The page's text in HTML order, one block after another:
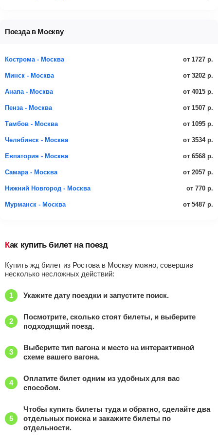
Поезда в Москву
Кострома - Москва от 1727 р.
Минск - Москва от 3202 р.
Анапа - Москва от 4015 р.
Пенза - Москва от 1507 р.
Тамбов - Москва от 1095 р.
Челябинск - Москва от 3534 р.
Евпатория - Москва от 6568 р.
Самара - Москва от 2057 р.
Нижний Новгород - Москва от 770 р.
Мурманск - Москва от 5487 р.
Как купить билет на поезд
Купить жд билет из Ростова в Москву можно, совершив
несколько несложных действий:
Укажите дату поездки и запустите поиск.
Посмотрите, сколько стоят билеты, и выберите
подходящий поезд.
Выберите тип вагона и место на интерактивной
схеме вашего вагона.
Оплатите билет одним из удобных для вас
способом.
Чтобы купить билеты туда и обратно, сделайте два
отдельных поиска и закажите билеты по
отдельности.